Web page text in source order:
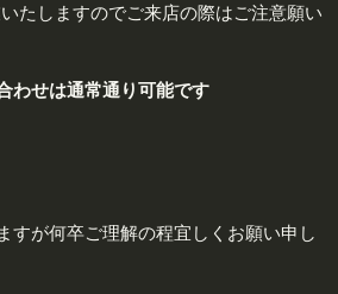
たしますのでご来店の際はご注意願い
わせは通常通り可能です
すが何卒ご理解の程宜しくお願い申し